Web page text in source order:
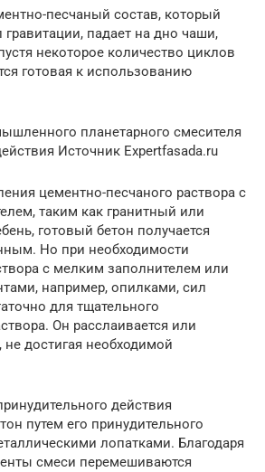
песчаный состав, который
падает на дно чаши,
некоторое количество циклов
готовая к использованию
планетарного смесителя
Источник Expertfasada.ru
цементно-песчаного раствора с
таким как гранитный или
готовый бетон получается
Но при необходимости
с мелким заполнителем или
например, опилками, сил
для тщательного
Он расслаивается или
не достигая необходимой
действия
путем его принудительного
лопатками. Благодаря
смеси перемешиваются